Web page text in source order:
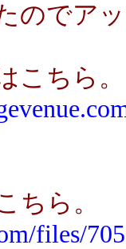
のでア
こちら。
ちら。
files/